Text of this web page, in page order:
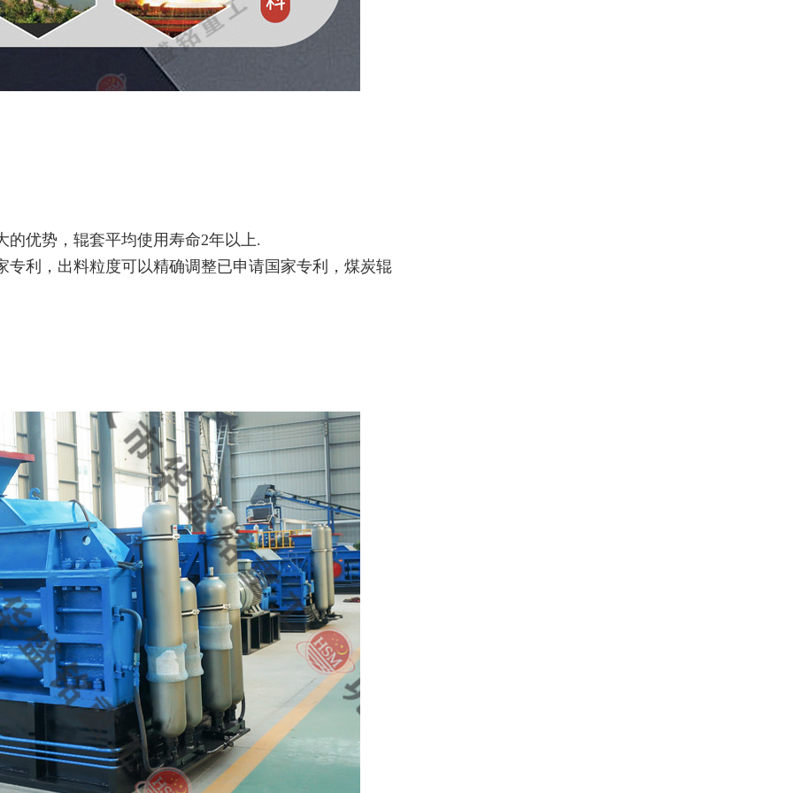
的优势，辊套平均使用寿命2年以上.
利，出料粒度可以精确调整已申请国家专利，煤炭辊